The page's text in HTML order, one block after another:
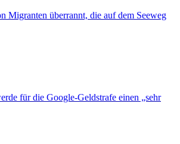
Migranten überrannt, die auf dem Seeweg
für die Google-Geldstrafe einen „sehr